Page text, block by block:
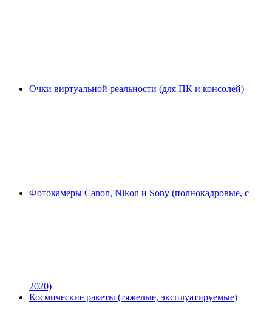
Очки виртуальной реальности (для ПК и консолей)
Фотокамеры Canon, Nikon и Sony (полнокадровые, с
2020)
Космические ракеты (тяжелые, эксплуатируемые)